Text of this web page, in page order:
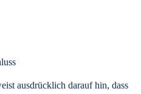
ausdrücklich darauf hin, dass